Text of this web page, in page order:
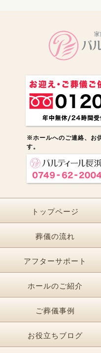
※ホールへのご連絡、お
す。
トップページ
葬儀の流れ
アフターサポート
ホールのご紹介
ご葬儀事例
お役立ちブログ